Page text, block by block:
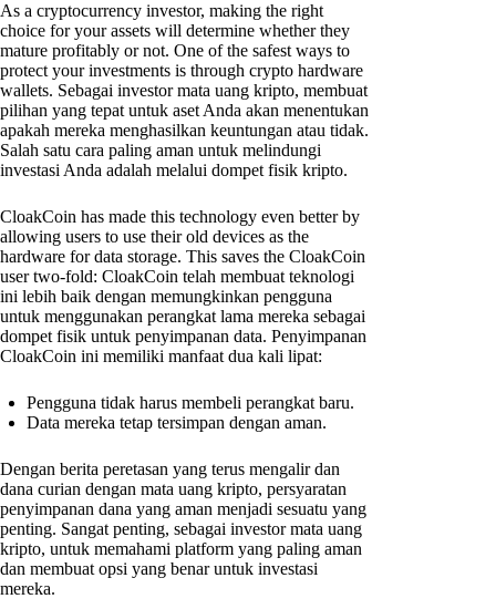
As a cryptocurrency investor, making the right
choice for your assets will determine whether they
mature profitably or not. One of the safest ways to
protect your investments is through crypto hardware
wallets. Sebagai investor mata uang kripto, membuat
pilihan yang tepat untuk aset Anda akan menentukan
apakah mereka menghasilkan keuntungan atau tidak.
Salah satu cara paling aman untuk melindungi
investasi Anda adalah melalui dompet fisik kripto.
CloakCoin has made this technology even better by
allowing users to use their old devices as the
hardware for data storage. This saves the CloakCoin
user two-fold: CloakCoin telah membuat teknologi
ini lebih baik dengan memungkinkan pengguna
untuk menggunakan perangkat lama mereka sebagai
dompet fisik untuk penyimpanan data. Penyimpanan
CloakCoin ini memiliki manfaat dua kali lipat:
Pengguna tidak harus membeli perangkat baru.
Data mereka tetap tersimpan dengan aman.
Dengan berita peretasan yang terus mengalir dan
dana curian dengan mata uang kripto, persyaratan
penyimpanan dana yang aman menjadi sesuatu yang
penting. Sangat penting, sebagai investor mata uang
kripto, untuk memahami platform yang paling aman
dan membuat opsi yang benar untuk investasi
mereka.